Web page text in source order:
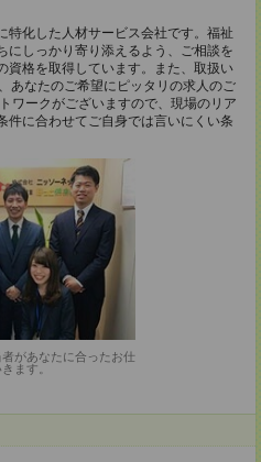
特化した人材サービス会社です。福祉
にしっかり寄り添えるよう、ご相談を
資格を取得しています。また、取扱い
あなたのご希望にピッタリの求人のご
ワークがございますので、現場のリア
件に合わせてご自身では言いにくい条
があなたに合ったお仕
ます。